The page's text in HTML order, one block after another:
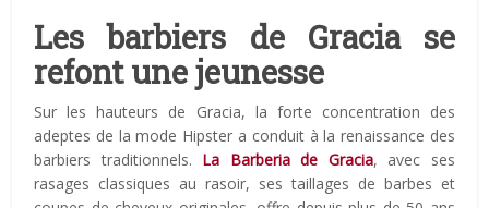
Les barbiers de Gracia se
refont une jeunesse
Sur les hauteurs de Gracia, la forte concentration des
adeptes de la mode Hipster a conduit à la renaissance des
barbiers traditionnels. La Barberia de Gracia, avec ses
rasages classiques au rasoir, ses taillages de barbes et